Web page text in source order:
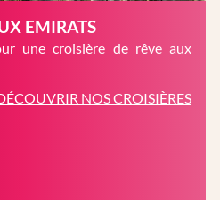
EMIRATS
une croisière de rêve aux
NOS CROISIÈRES